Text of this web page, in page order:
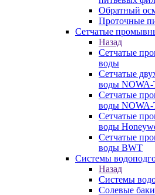
Обратный
Проточные
Сетчатые
Назад
Сетчатые
воды
Сетчатые
воды
Сетчатые
воды
Сетчатые
воды
Сетчатые
воды BWT
Системы
Назад
Системы
Солевые баки